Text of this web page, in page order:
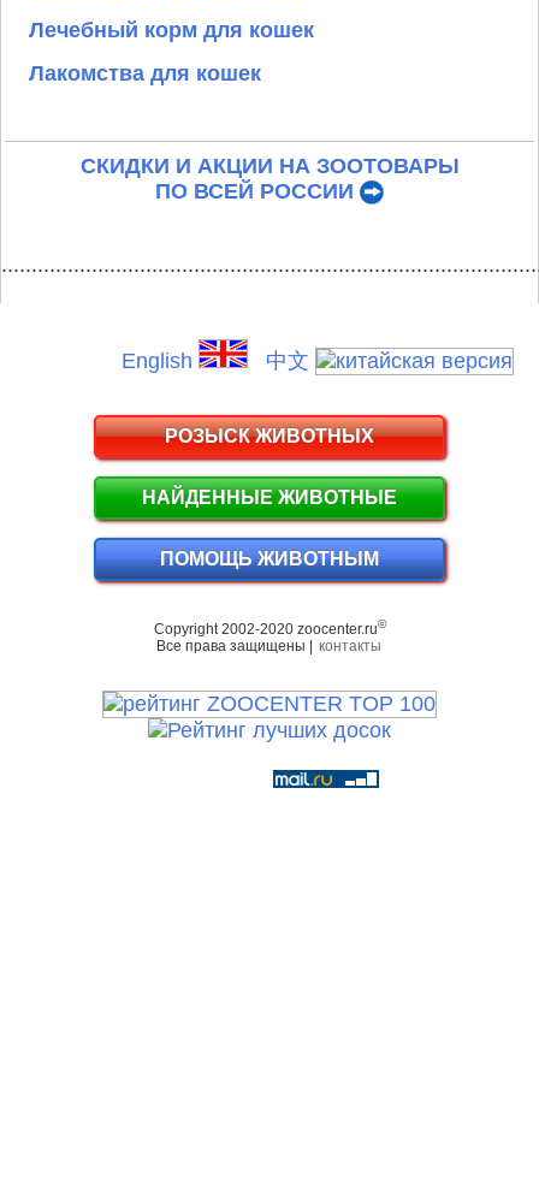
Лечебный корм для кошек
Лакомства для кошек
СКИДКИ И АКЦИИ НА ЗООТОВАРЫ
ПО ВСЕЙ РОССИИ
English 中文
РОЗЫСК ЖИВОТНЫХ
НАЙДЕННЫЕ ЖИВОТНЫЕ
ПОМОЩЬ ЖИВОТНЫМ
Copyright 2002-2020 zoocenter.ru©
Все права защищены | контакты